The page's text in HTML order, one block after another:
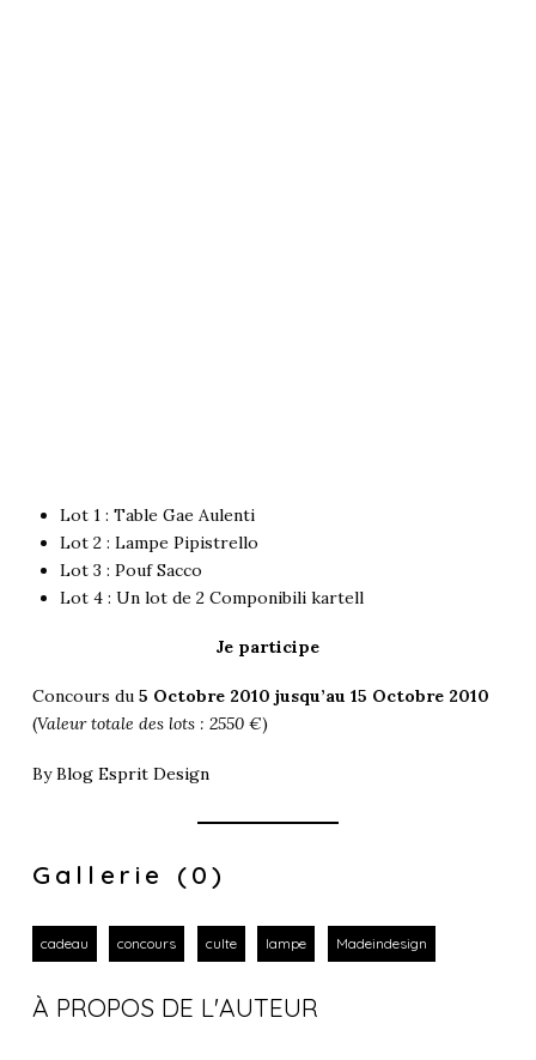
Lot 1 : Table Gae Aulenti
Lot 2 : Lampe Pipistrello
Lot 3 : Pouf Sacco
Lot 4 : Un lot de 2 Componibili kartell
Je participe
Concours du5 Octobre 2010 jusqu’au 15 Octobre 2010
(Valeur totale des lots : 2550 €)
ByBlog Esprit Design
Gallerie (0)
cadeau concours culte lampe Madeindesign
À PROPOS DE L'AUTEUR